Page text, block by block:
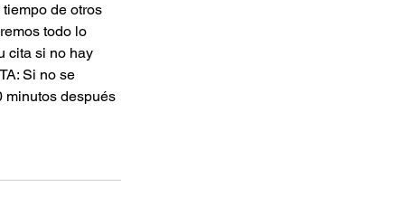
de otros
todo lo
cita si no hay
Si no se
minutos después